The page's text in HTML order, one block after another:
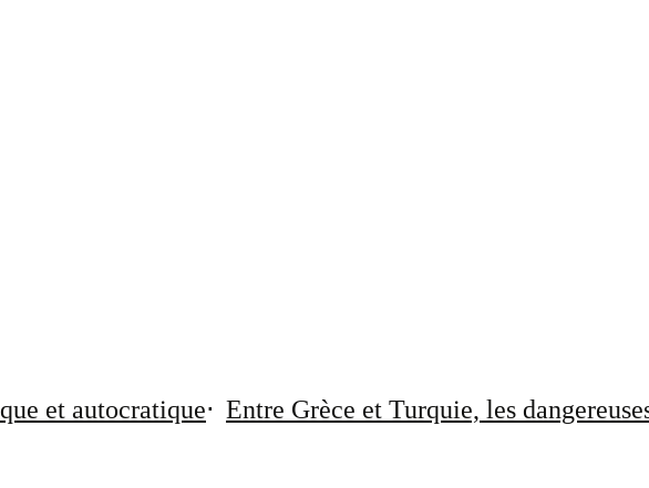
et autocratique
Entre Grèce et Turquie, les